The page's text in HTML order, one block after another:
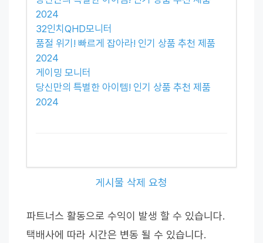
2024
32인치QHD모니터
품절 위기! 빠르게 잡아라! 인기 상품 추천 제품
2024
게이밍 모니터
당신만의 특별한 아이템! 인기 상품 추천 제품
2024
게시물 삭제 요청
파트너스 활동으로 수익이 발생 할 수 있습니다.
택배사에 따라 시간은 변동 될 수 있습니다.